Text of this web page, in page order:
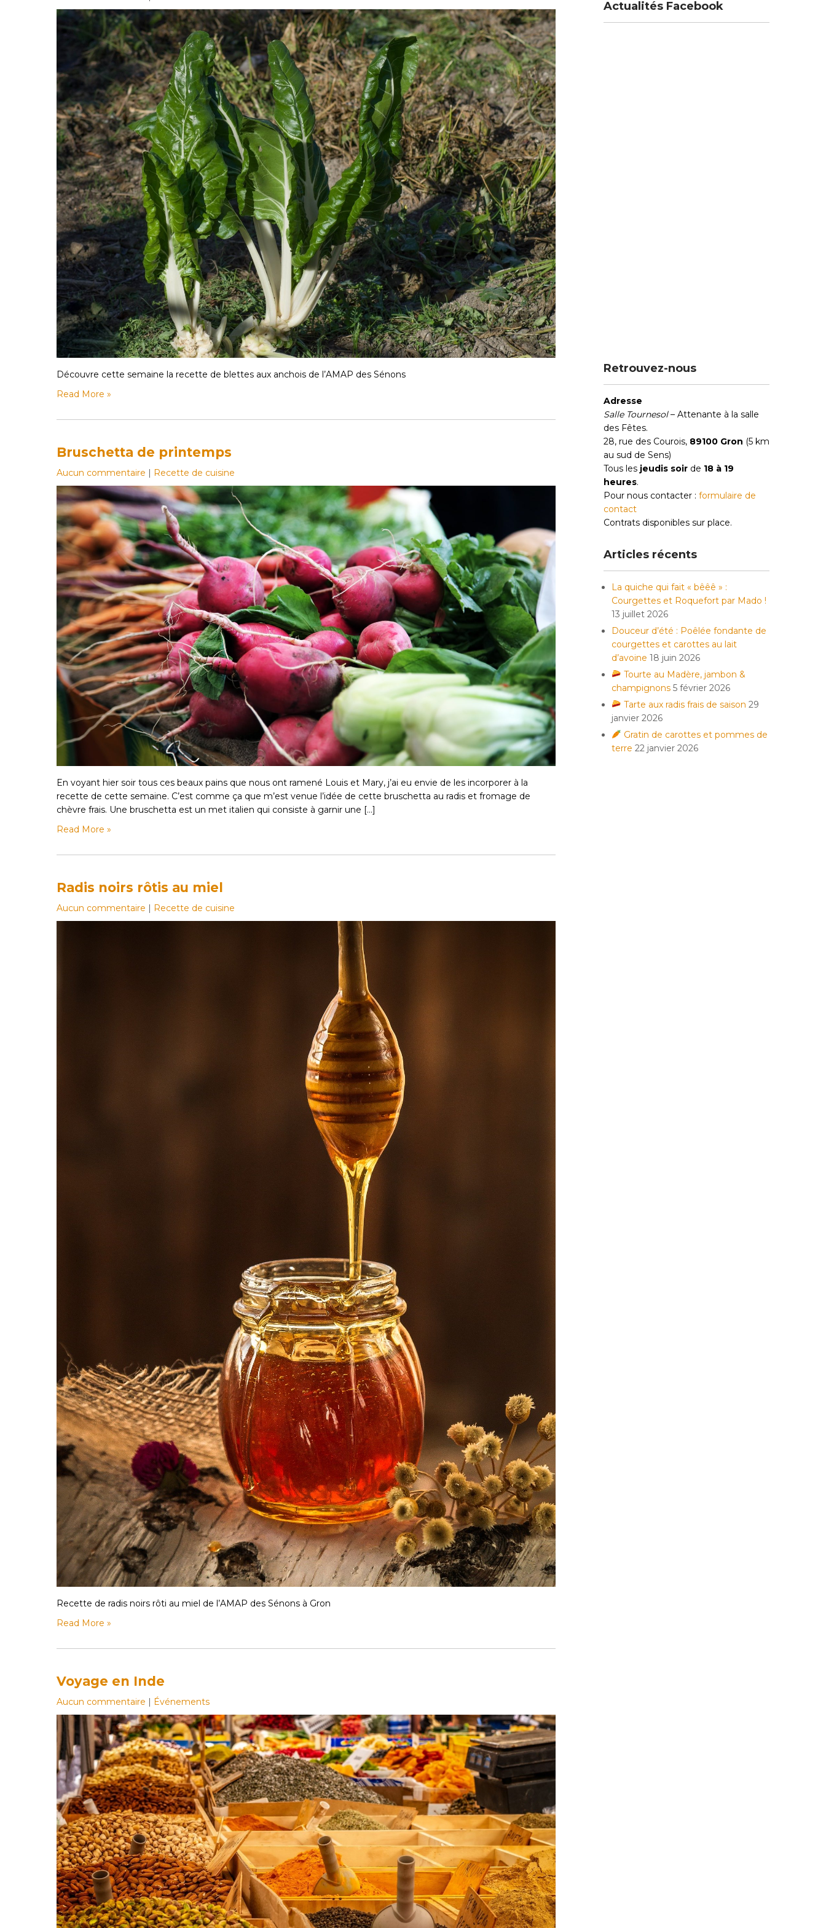
Découvre cette semaine la recette de blettes aux anchois de l’AMAP des Sénons
Read More »
Bruschetta de printemps
Aucun commentaire | Recette de cuisine
En voyant hier soir tous ces beaux pains que nous ont ramené Louis et Mary, j’ai eu envie de les incorporer à la
recette de cette semaine. C’est comme ça que m’est venue l’idée de cette bruschetta au radis et fromage de
chèvre frais. Une bruschetta est un met italien qui consiste à garnir une […]
Read More »
Radis noirs rôtis au miel
Aucun commentaire Recette de cuisine
Recette de radis noirs rôti au miel de l’AMAP des Sénons à Gron
Read More »
Voyage en Inde
Aucun commentaire | Événements
Actualités Facebook
Retrouvez-nous
Adresse
Salle Tournesol– Attenante à la salle
des Fêtes.
28, rue des Courois, 89100 Gron (5 km
au sud de Sens)
Tous les jeudis soir de 18 à 19
heures.
Pour nous contacter : formulaire de
contact
Contrats disponibles sur place.
Articles récents
La quiche qui fait « bêêê » :
Courgettes et Roquefort par Mado !
13 juillet 2026
Douceur d’été : Poêlée fondante de
courgettes et carottes au lait
d’avoine 18 juin 2026
Tourte au Madère, jambon &
champignons 5 février 2026
Tarte aux radis frais de saison 29
janvier 2026
Gratin de carottes et pommes de
terre 22 janvier 2026